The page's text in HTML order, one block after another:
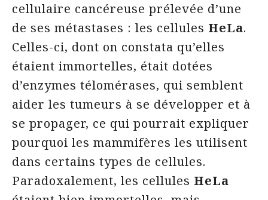
cellulaire cancéreuse prélevée d’une
de ses métastases : les cellules HeLa.
Celles-ci, dont on constata qu’elles
étaient immortelles, était dotées
d’enzymes télomérases, qui semblent
aider les tumeurs à se développer et à
se propager, ce qui pourrait expliquer
pourquoi les mammifères les utilisent
dans certains types de cellules.
Paradoxalement, les cellules HeLa